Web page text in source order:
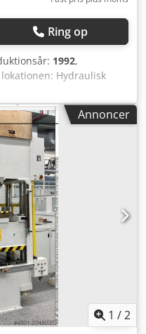
Ring op
1992,
Hydraulisk
45 Årgang 1992
bestemmelser.
1000 mm Slaglængde 300
Abtjf 4
er knækket. Disse skal
det fungerer maskinen
fra lokationen.
Annoncer
1 /2